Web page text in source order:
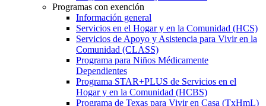
Programas con exención
Información general
Servicios en el Hogar y en la Comunidad (HCS)
Servicios de Apoyo y Asistencia para Vivir en la
Comunidad (CLASS)
Programa para Niños Médicamente
Dependientes
Programa STAR+PLUS de Servicios en el
Hogar y en la Comunidad (HCBS)
Programa de Texas para Vivir en Casa (TxHmL)